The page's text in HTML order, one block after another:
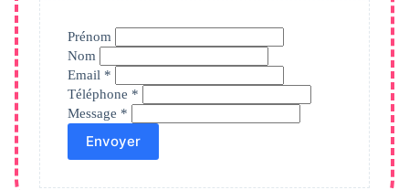
contact
Prénom
Nom
Email *
Téléphone *
Message *
Envoyer